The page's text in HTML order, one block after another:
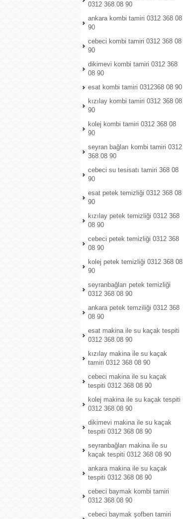
0312 368 08 90
ankara kombi tamiri 0312 368 08
90
cebeci kombi tamiri 0312 368 08
90
dikimevi kombi tamiri 0312 368
08 90
esat kombi tamiri 0312368 08 90
kızılay kombi tamiri 0312 368 08
90
kolej kombi tamiri 0312 368 08
90
seyran bağları kombi tamiri 0312
368 08 90
cebeci su tesisatı tamiri 368 08
90
esat petek temizliği 0312 368 08
90
kızılay petek temizliği 0312 368
08 90
cebeci petek temizliği 0312 368
08 90
kolej petek temizliği 0312 368 08
90
seyranbağları petek temizliği
0312 368 08 90
ankara petek temziliği 0312 368
08 90
esat makina ile su kaçak tespiti
0312 368 08 90
kızılay makina ile su kaçak
tamiri 0312 368 08 90
cebeci makina ile su kaçak
tespiti 0312 368 08 90
kolej makina ile su kaçak tespiti
0312 368 08 90
dikimevi makina ile su kaçak
tespiti 0312 368 08 90
seyranbağları makina ile su
kaçak tespiti 0312 368 08 90
ankara makina ile su kaçak
tespiti 0312 368 08 90
cebeci baymak kombi tamiri
0312 368 08 90
cebeci baymak şofben tamiri